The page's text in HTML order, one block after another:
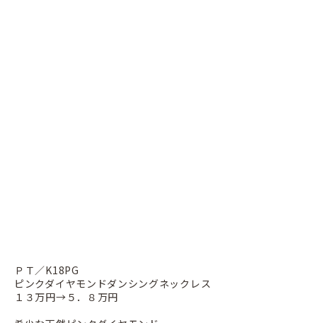
ＰＴ／K18PG
ピンクダイヤモンドダンシングネックレス
１３万円→５．８万円